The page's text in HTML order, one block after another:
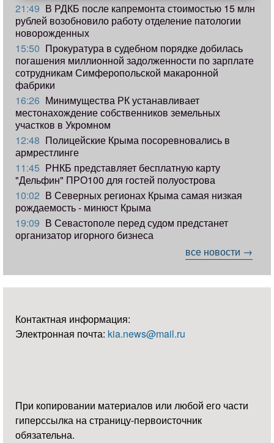
21:49 В РДКБ после капремонта стоимостью 15 млн
рублей возобновило работу отделение патологии
новорожденных
15:50 Прокуратура в судебном порядке добилась
погашения миллионной задолженности по зарплате
сотрудникам Симферопольской макаронной
фабрики
16:26 Минимущества РК устанавливает
местонахождение собственников земельных
участков в Укромном
12:48 Полицейские Крыма посоревновались в
армрестлинге
11:45 РНКБ представляет бесплатную карту
"Дельфин" ПРО100 для гостей полуострова
10:02 В Северных регионах Крыма самая низкая
рождаемость - минюст Крыма
19:09 В Севастополе перед судом предстанет
организатор игорного бизнеса
все новости →
Контактная информация:
Электронная почта: kia.news@mail.ru
При копировании материалов или любой его части
гиперссылка на страницу-первоисточник
обязательна.